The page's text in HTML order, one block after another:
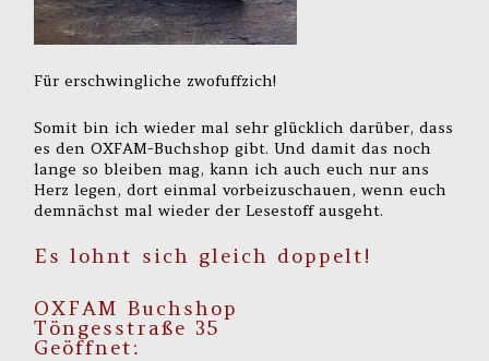
Für erschwingliche zwofuffzich!
Somit bin ich wieder mal sehr glücklich darüber, dass
es den OXFAM-Buchshop gibt. Und damit das noch
lange so bleiben mag, kann ich auch euch nur ans
Herz legen, dort einmal vorbeizuschauen, wenn euch
demnächst mal wieder der Lesestoff ausgeht.
Es lohnt sich gleich doppelt!
OXFAM Buchshop
Töngesstraße 35
Geöffnet: